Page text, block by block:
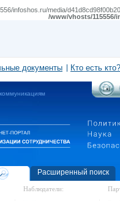
infoshos.ru/media/
/www/vhosts/
документы Кто есть кто?
Расширенный поиск
Наблюдатели: